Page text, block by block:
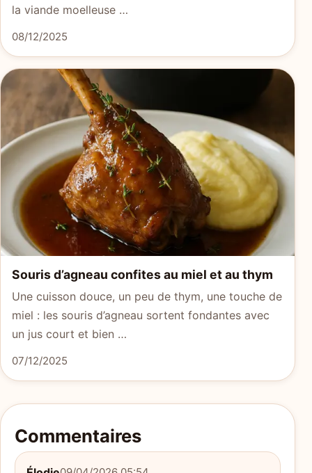
la viande moelleuse …
08/12/2025
Souris d’agneau confites au miel et au thym
Une cuisson douce, un peu de thym, une touche de
miel : les souris d’agneau sortent fondantes avec
un jus court et bien …
07/12/2025
Commentaires